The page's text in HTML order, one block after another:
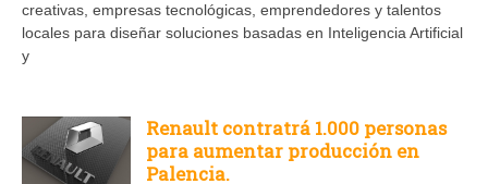
creativas, empresas tecnológicas, emprendedores y talentos
locales para diseñar soluciones basadas en Inteligencia Artificial
y
Renault contratrá 1.000 personas
para aumentar producción en
Palencia.